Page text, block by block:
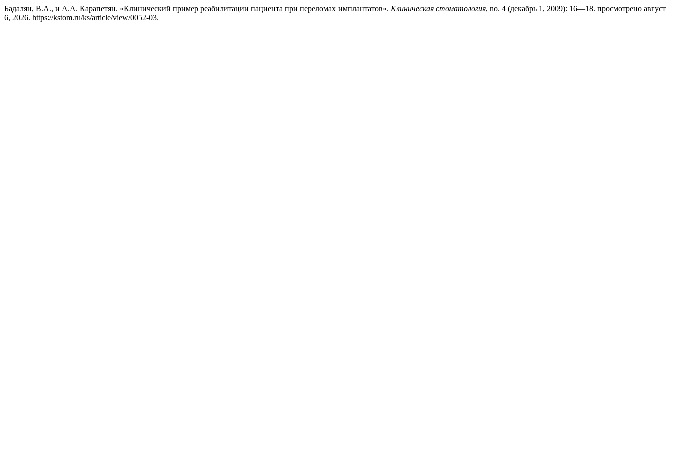
Бадалян, В.А., и А.А. Карапетян. «Клинический пример реабилитации пациента при переломах имплантатов». Клиническая стоматология, no. 4 (декабрь 1, 2009): 16—18. просмотрено август
6, 2026. https://kstom.ru/ks/article/view/0052-03.